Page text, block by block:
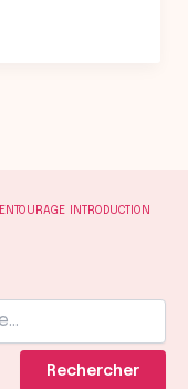
ENTOURAGE INTRODUCTION
Rechercher